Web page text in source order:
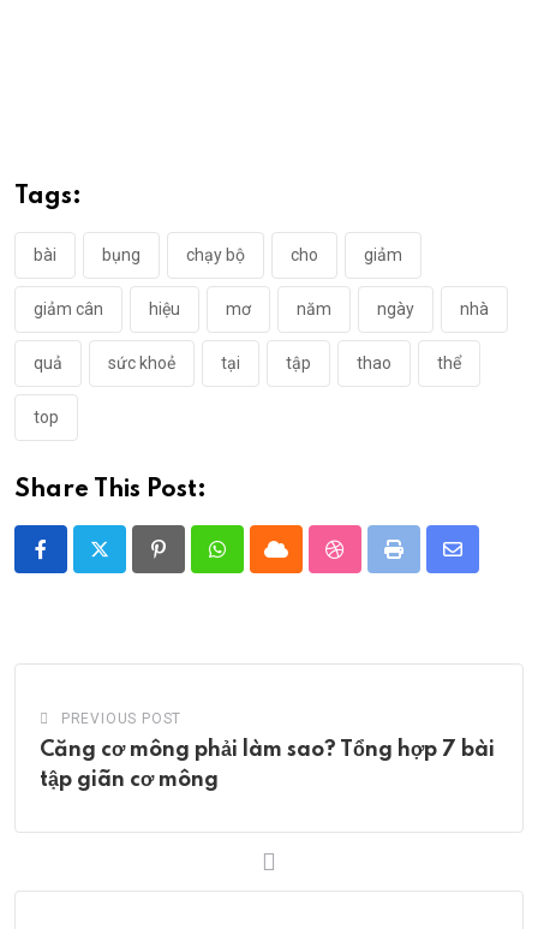
Tags:
bài bụng chạy bộ cho giảm
giảm cân hiệu mơ năm ngày nhà
quả sức khoẻ tại tập thao thể
top
Share This Post:
PinterestWhatsappCloud StumbleUpon
Print
Share
PREVIOUS POST
Căng cơ mông phải làm sao? Tổng hợp 7 bài
tập giãn cơ mông